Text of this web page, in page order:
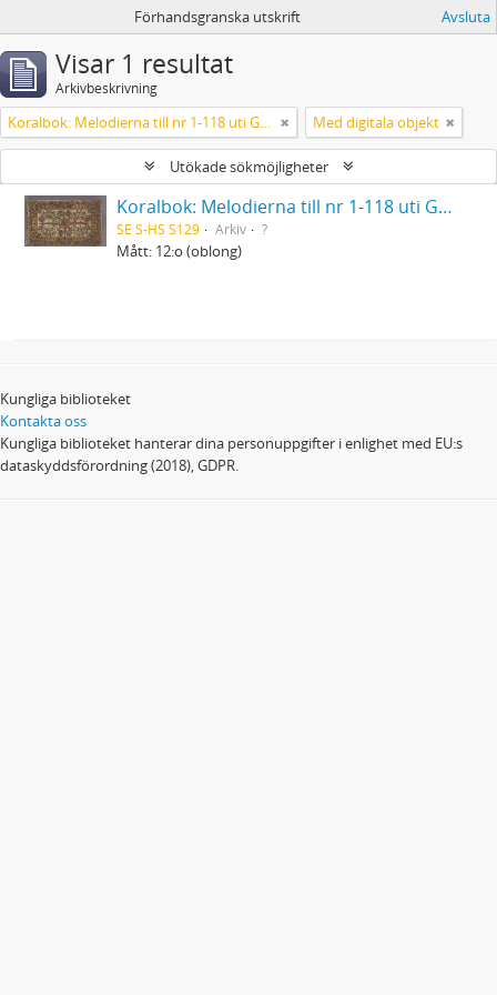
Förhandsgranska utskrift Avsluta
Visar 1 resultat
Arkivbeskrivning
Koralbok: Melodierna till nr 1-118 uti Gamla Psalmboken, enstämmigt satta Med digitala objekt
Utökade sökmöjligheter
Koralbok: Melodierna till nr 1-118 uti Gamla Psalmboken, enstämmigt satta
SE S-HS S129 Arkiv ?
Mått: 12:o (oblong)
Kungliga biblioteket
Kontakta oss
Kungliga biblioteket hanterar dina personuppgifter i enlighet med EU:s
dataskyddsförordning (2018), GDPR.